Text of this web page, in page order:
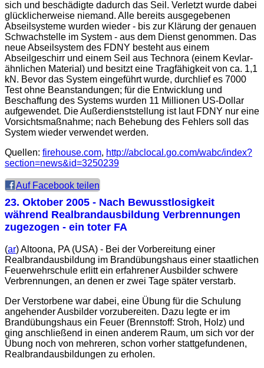
sich und beschädigte dadurch das Seil. Verletzt wurde dabei
glücklicherweise niemand. Alle bereits ausgegebenen
Abseilsysteme wurden wieder - bis zur Klärung der genauen
Schwachstelle im System - aus dem Dienst genommen. Das
neue Abseilsystem des FDNY besteht aus einem
Abseilgeschirr und einem Seil aus Technora (einem Kevlar-
ähnlichen Material) und besitzt eine Tragfähigkeit von ca. 1,1
kN. Bevor das System eingeführt wurde, durchlief es 7000
Test ohne Beanstandungen; für die Entwicklung und
Beschaffung des Systems wurden 11 Millionen US-Dollar
aufgewendet. Die Außerdienststellung ist laut FDNY nur eine
Vorsichtsmaßnahme; nach Behebung des Fehlers soll das
System wieder verwendet werden.
Quellen: firehouse.com, http://abclocal.go.com/wabc/index?
section=news&id=3250239
Auf Facebook teilen
23. Oktober 2005 - Nach Bewusstlosigkeit
während Realbrandausbildung Verbrennungen
zugezogen - ein toter FA
(ar) Altoona, PA (USA) - Bei der Vorbereitung einer
Realbrandausbildung im Brandübungshaus einer staatlichen
Feuerwehrschule erlitt ein erfahrener Ausbilder schwere
Verbrennungen, an denen er zwei Tage später verstarb.
Der Verstorbene war dabei, eine Übung für die Schulung
angehender Ausbilder vorzubereiten. Dazu legte er im
Brandübungshaus ein Feuer (Brennstoff: Stroh, Holz) und
ging anschließend in einen anderem Raum, um sich vor der
Übung noch von mehreren, schon vorher stattgefundenen,
Realbrandausbildungen zu erholen.